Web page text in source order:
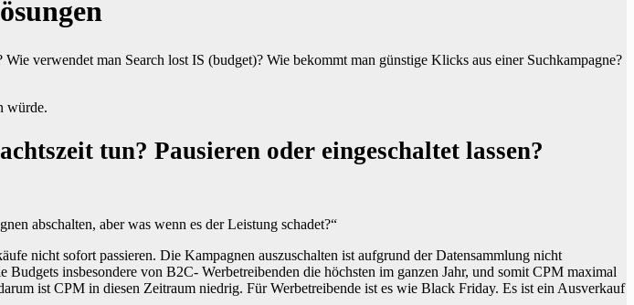
verwendet man Search lost IS (budget)? Wie bekommt man günstige Klicks aus einer Suchkampagne?
würde.
tun? Pausieren oder eingeschaltet lassen?
abschalten, aber was wenn es der Leistung schadet?“
nicht sofort passieren. Die Kampagnen auszuschalten ist aufgrund der Datensammlung nicht
insbesondere von B2C- Werbetreibenden die höchsten im ganzen Jahr, und somit CPM maximal
ist CPM in diesen Zeitraum niedrig. Für Werbetreibende ist es wie Black Friday. Es ist ein Ausverkauf